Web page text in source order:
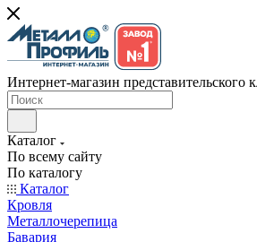
Интернет-магазин представительского
Каталог
По всему сайту
По каталогу
Каталог
Кровля
Металлочерепица
Бавария